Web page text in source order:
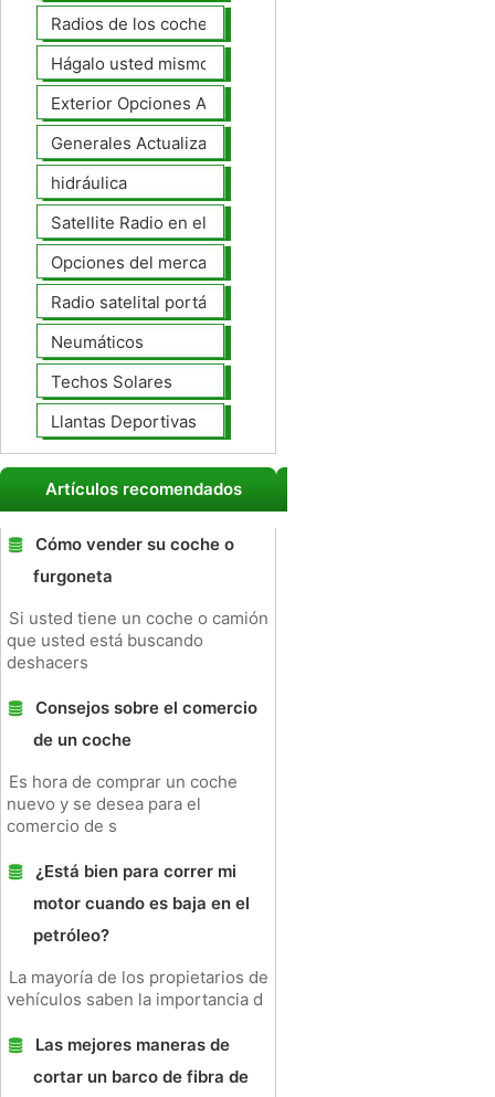
Radios de los coches
Hágalo usted mismo Mejoras Auto
Exterior Opciones Aftermarket
Generales Actualizaciones Auto
hidráulica
Satellite Radio en el tablero
Opciones del mercado de accesorios del interior
Radio satelital portátil
Neumáticos
Techos Solares
Llantas Deportivas
Artículos recomendados
Cómo vender su coche o
furgoneta
Si usted tiene un coche o camión
que usted está buscando
deshacers
Consejos sobre el comercio
de un coche
Es hora de comprar un coche
nuevo y se desea para el
comercio de s
¿Está bien para correr mi
motor cuando es baja en el
petróleo?
La mayoría de los propietarios de
vehículos saben la importancia d
Las mejores maneras de
cortar un barco de fibra de